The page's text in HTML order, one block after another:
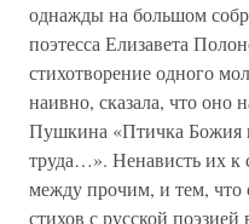
однажды на большом
поэтесса Елизавета
стихотворение одного
наивно, сказала, что оно
Пушкина «Птичка Божия
труда…». Ненависть их к
между прочим, и тем, что
стихов с русской